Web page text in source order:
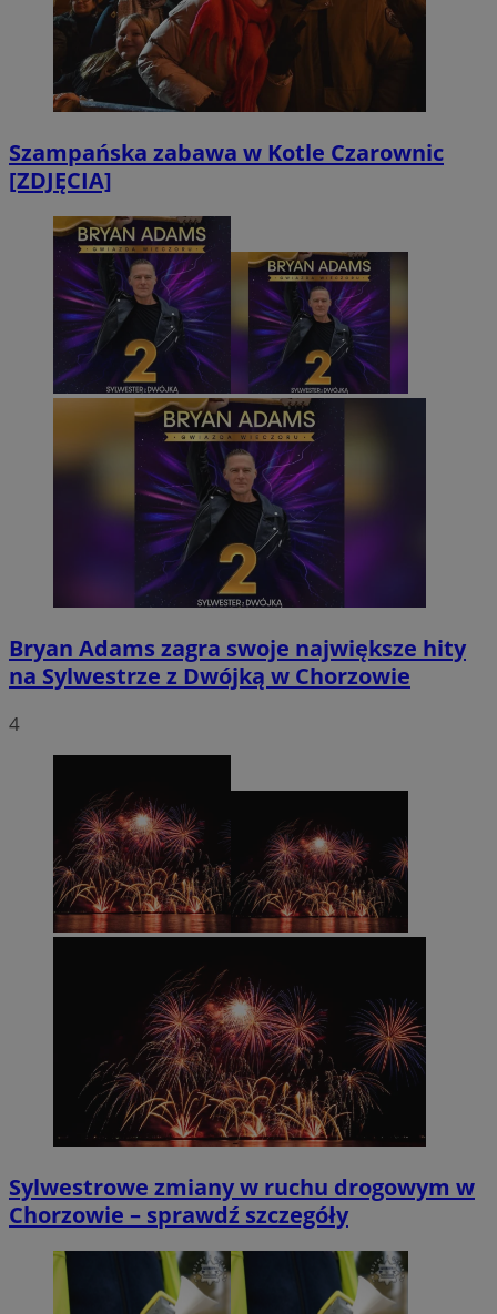
Szampańska zabawa w Kotle Czarownic
[ZDJĘCIA]
Bryan Adams zagra swoje największe hity
na Sylwestrze z Dwójką w Chorzowie
4
Sylwestrowe zmiany w ruchu drogowym w
Chorzowie – sprawdź szczegóły